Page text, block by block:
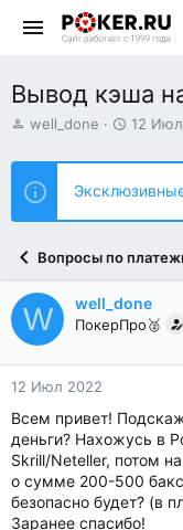
Вывод кэша
А
т
о
р
т
м
ы
well_done
Д
т
н
а
а
л
а
12
Вопросы по
W well_done
ПокерПро🥈
12 Июл 2022
Всем привет!
деньги? Нахожусь в
Skrill/Neteller, потом
о сумме 200-500
безопасно будет? (в
Заранее спасибо!